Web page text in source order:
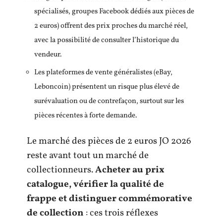
spécialisés, groupes Facebook dédiés aux pièces de
2 euros) offrent des prix proches du marché réel,
avec la possibilité de consulter l’historique du
vendeur.
Les plateformes de vente généralistes (eBay,
Leboncoin) présentent un risque plus élevé de
surévaluation ou de contrefaçon, surtout sur les
pièces récentes à forte demande.
Le marché des pièces de 2 euros JO 2026
reste avant tout un marché de
collectionneurs.Acheter au prix
catalogue, vérifier la qualité de
frappe et distinguer commémorative
de collection : ces trois réflexes